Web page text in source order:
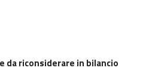
da riconsiderare in bilancio